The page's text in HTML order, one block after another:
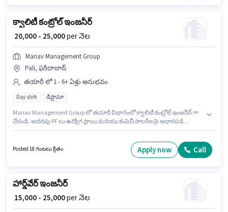
క్వాలిటీ కంట్రోల్ ఇంజనీర్
₹ 20,000 - 25,000per నెల
Manav Management Group
Pali, ఫరీదాబాద్
తయారీ లో 1 - 6+ ఏళ్లు అనుభవం
Day shift డిప్లొమా
Manav Management Group లో తయారీ విభాగంలో క్వాలిటీ కంట్రోల్ ఇంజనీర్ గా
చేరండి. అదనపు PF లు ఉద్యోగ స్థాయి మరియు కంపెనీ పాలసీలపై ఆధారపడి
ఈ ఖాళీ Pali, ఫరీదాబాద్ లో ఉంది. ఇది Full Time ఉద్యోగం, ఇందులో DAY shift
Posted 18 గంటలు క్రితం Apply now Call
హార్డ్‌వేర్ ఇంజనీర్
₹ 15,000 - 25,000per నెల